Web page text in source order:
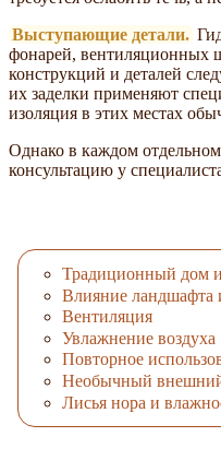
Выступающие детали.
фонарей, вентиляционных
конструкций и деталей
их заделки применяют
изоляция в этих местах
Однако в каждом
консультацию у
Традиционный дом
Влияние ландшафта
Вентиляция
Увлажнение воздуха
Повторное
Необычный
Лисья нора и